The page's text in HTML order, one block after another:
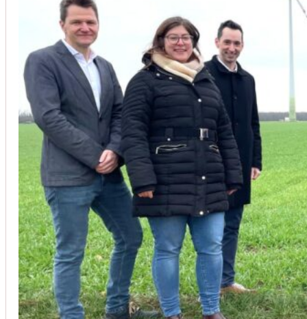
Unsere Kunden vertrauen auf unsere langjährige Erfahrung und
Christoph Windisch
aus unseren Google-Bewertungen
Vom Anbot bis zur Fertigstellung alles rasch und
(Umbau) wurde besprochen und problemlos gelöst.
Johanna Koe
aus unseren Google-Bewertungen
Sehr freundlich! Hat alles super geklappt!